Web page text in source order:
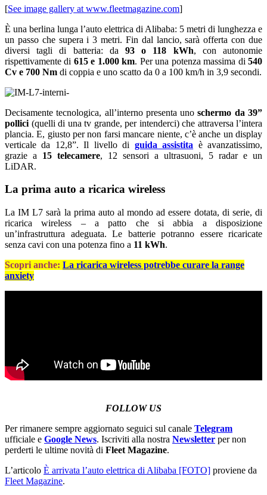
[See image gallery at www.fleetmagazine.com]
È una berlina lunga l’auto elettrica di Alibaba: 5 metri di lunghezza e
un passo che supera i 3 metri. Fin dal lancio, sarà offerta con due
diversi tagli di batteria: da 93 o 118 kWh, con autonomie
rispettivamente di 615 e 1.000 km. Per una potenza massima di 540
Cv e 700 Nm di coppia e uno scatto da 0 a 100 km/h in 3,9 secondi.
Decisamente tecnologica, all’interno presenta unoschermo da 39”
pollici (quelli di una tv grande, per intenderci) che attraversa l’intera
plancia. E, giusto per non farsi mancare niente, c’è anche un display
verticale da 12,8”. Il livello di guida assistita è avanzatissimo,
grazie a 15 telecamere, 12 sensori a ultrasuoni, 5 radar e un
LiDAR.
La prima auto a ricarica wireless
La IM L7 sarà la prima auto al mondo ad essere dotata, di serie, di
ricarica wireless – a patto che si abbia a disposizione
un’infrastruttura adeguata. Le batterie potranno essere ricaricate
senza cavi con una potenza fino a 11 kWh.
Scopri anche: La ricarica wireless potrebbe curare la range
anxiety
FOLLOW US
Per rimanere sempre aggiornato seguici sul canale Telegram
ufficiale e Google News. Iscriviti alla nostra Newsletter per non
perderti le ultime novità di Fleet Magazine.
L’articolo È arrivata l’auto elettrica di Alibaba [FOTO] proviene da
Fleet Magazine.